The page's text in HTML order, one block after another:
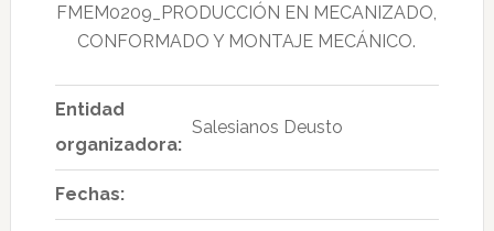
FMEM0209_PRODUCCIÓN EN MECANIZADO,
CONFORMADO Y MONTAJE MECÁNICO.
Entidad
organizadora:
Salesianos Deusto
Fechas: